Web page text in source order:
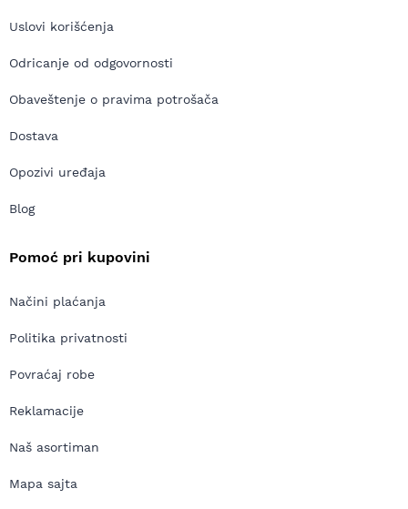
Uslovi korišćenja
Odricanje od odgovornosti
Obaveštenje o pravima potrošača
Dostava
Opozivi uređaja
Blog
Pomoć pri kupovini
Načini plaćanja
Politika privatnosti
Povraćaj robe
Reklamacije
Naš asortiman
Mapa sajta